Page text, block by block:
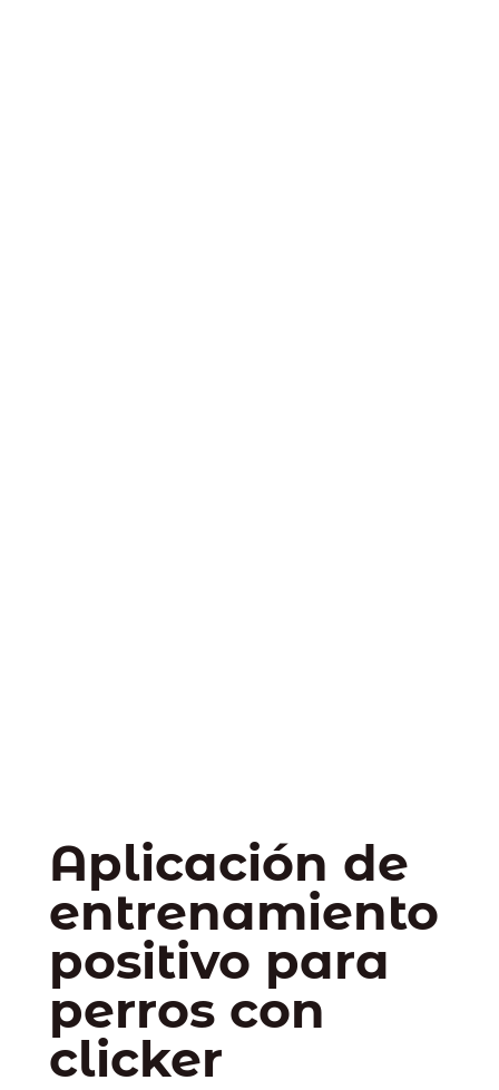
Aplicación de
entrenamiento
positivo para
perros con
clicker